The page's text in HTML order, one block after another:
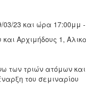
23 και ώρα 17:00μμ
Αρχιμήδους 1,
των τριών ατόμων
του σεμιναρίου